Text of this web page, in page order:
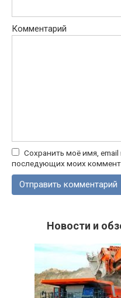
Комментарий
Сохранить моё имя, email
последующих моих
Новости и